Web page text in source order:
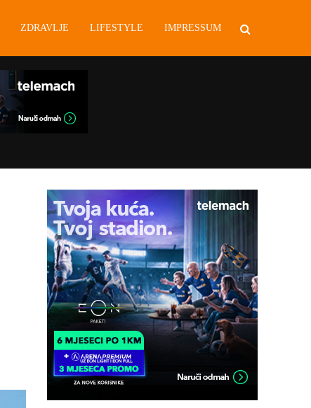
ZDRAVLJE LIFESTYLE IMPRESSUM